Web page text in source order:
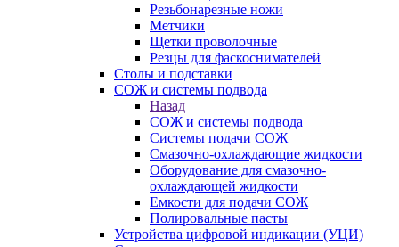
Резьбонарезные ножи
Метчики
Щетки проволочные
Резцы для фаскоснимателей
Столы и подставки
СОЖ и системы подвода
Назад
СОЖ и системы подвода
Системы подачи СОЖ
Смазочно-охлаждающие жидкости
Оборудование для смазочно-
охлаждающей жидкости
Емкости для подачи СОЖ
Полировальные пасты
Устройства цифровой индикации (УЦИ)